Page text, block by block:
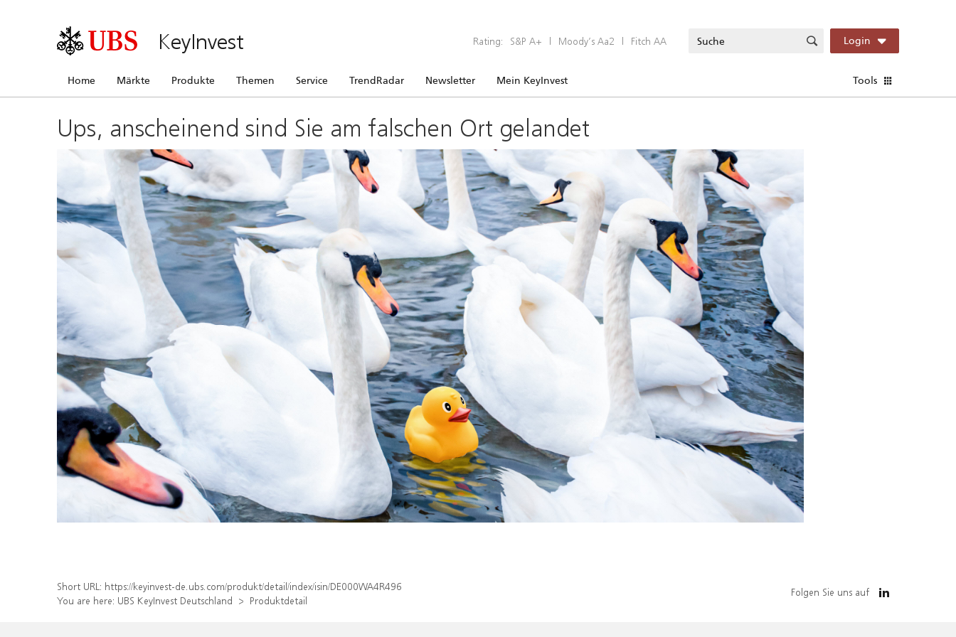
KeyInvest Rating: S&P A+ | Moody’s Aa2 | Fitch AA Login
Home Märkte Produkte Themen Service TrendRadar Newsletter Mein KeyInvest Tools
Ups, anscheinend sind Sie am falschen Ort gelandet
Short URL: https://keyinvest-de.ubs.com/produkt/detail/index/isin/DE000WA4R496
You are here: UBS KeyInvest Deutschland Produktdetail
Folgen Sie uns auf